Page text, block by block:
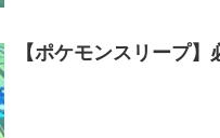
【ポケモンスリープ